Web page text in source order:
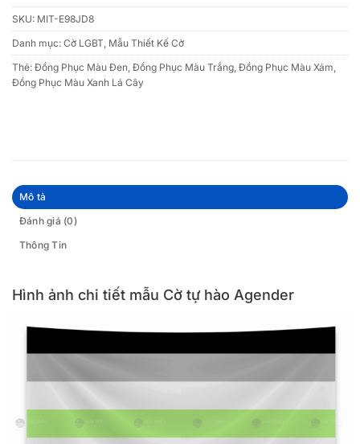
SKU: MIT-E98JD8
Danh mục: Cờ LGBT Mẫu Thiết Kế Cờ
Thẻ: Đồng Phục Màu Đen Đồng Phục Màu Trắng Đồng Phục Màu Xám
Đồng Phục Màu Xanh Lá Cây
Mô tả
Đánh giá (0)
Thông Tin
Hình ảnh chi tiết mẫu Cờ tự hào Agender